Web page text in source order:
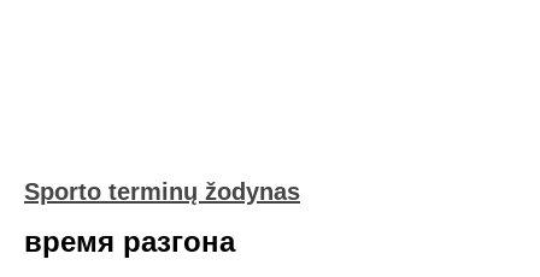
Sporto terminų žodynas
время разгона